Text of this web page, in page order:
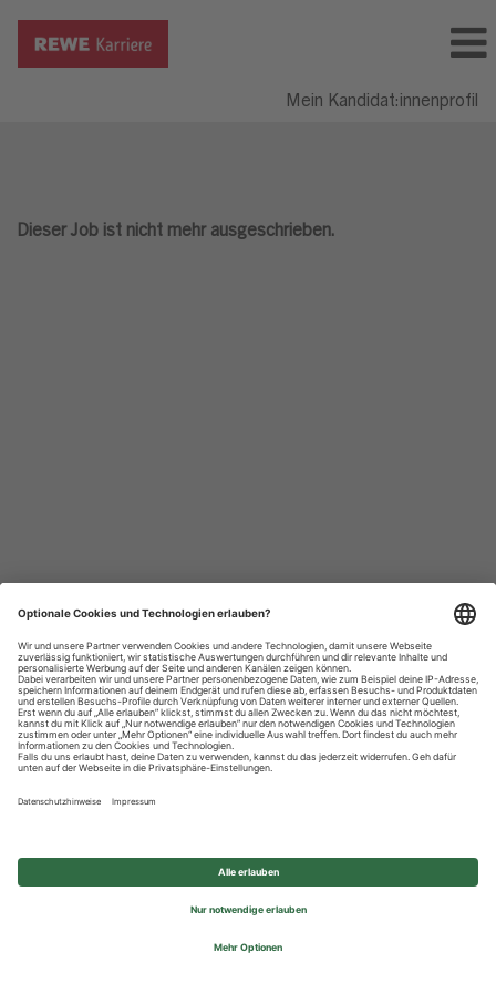
Mein Kandidat:innenprofil
Dieser Job ist nicht mehr ausgeschrieben.
Datenschutzhinweise
Impressum
Privatsphäre-Einstellungen
© 2026 REWE Group - All rights reserved